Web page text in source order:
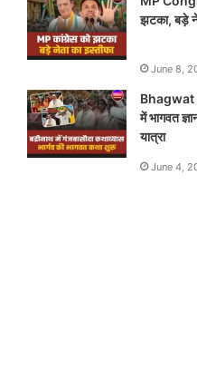
झटका, बड़े
June 8,
Bhagwat
में भागवत
यात्रा
June 4,